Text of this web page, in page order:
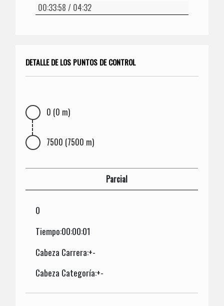
DETALLE DE LOS PUNTOS DE CONTROL
0 (0 m)
7500 (7500 m)
Parcial
0
Tiempo:00:00:01
Cabeza Carrera:+-
Cabeza Categoría:+-